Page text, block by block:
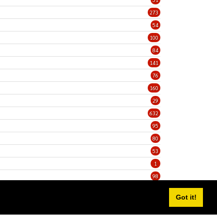
Got it!
273
54
100
84
141
76
160
29
632
95
80
53
1
98